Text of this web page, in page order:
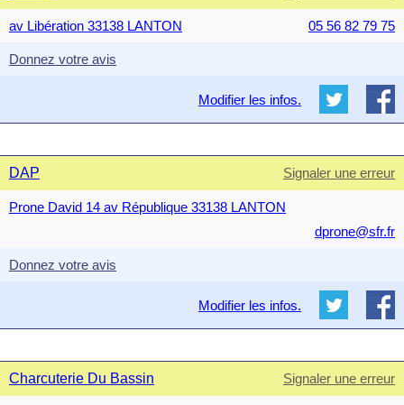
av Libération 33138 LANTON 05 56 82 79 75
Donnez votre avis
Modifier les infos.
DAP Signaler une erreur
Prone David 14 av République 33138 LANTON
dprone@sfr.fr
Donnez votre avis
Modifier les infos.
Charcuterie Du Bassin Signaler une erreur